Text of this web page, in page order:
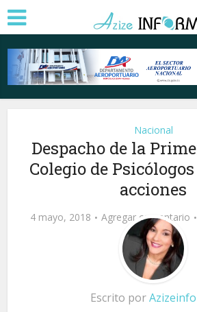
Nacional
Despacho de la
Colegio de
acciones
4 mayo, 2018 Agregar comentario
Escrito por